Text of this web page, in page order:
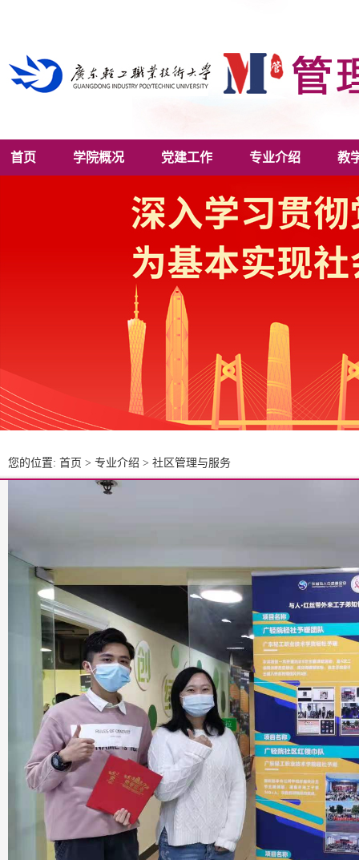
首页 学院概况 党建工作 专业介绍 教
您的位置: 首页 > 专业介绍 > 社区管理与服务